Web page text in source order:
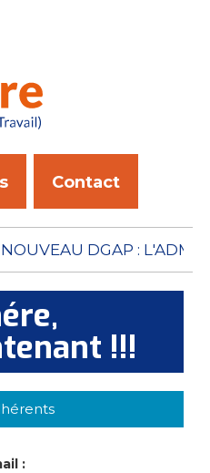
Contact
PÉNITENTIAIRE N'A
!!!
: